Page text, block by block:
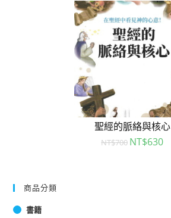
聖經的脈絡與核心
NT$700 NT$630
商品分類
書籍